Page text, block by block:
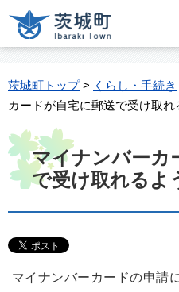
茨城町トップ> くらし・手続き
カードが自宅に郵送で受け取
マイナンバーカ
で受け取れるよ
マイナンバーカードの申請